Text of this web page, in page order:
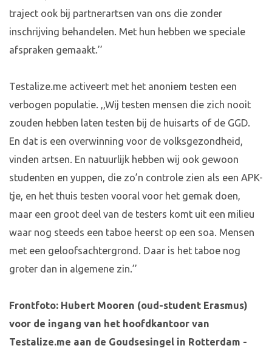
traject ook bij partnerartsen van ons die zonder
inschrijving behandelen. Met hun hebben we speciale
afspraken gemaakt.’’
Testalize.me activeert met het anoniem testen een
verbogen populatie. ,,Wij testen mensen die zich nooit
zouden hebben laten testen bij de huisarts of de GGD.
En dat is een overwinning voor de volksgezondheid,
vinden artsen. En natuurlijk hebben wij ook gewoon
studenten en yuppen, die zo’n controle zien als een APK-
tje, en het thuis testen vooral voor het gemak doen,
maar een groot deel van de testers komt uit een milieu
waar nog steeds een taboe heerst op een soa. Mensen
met een geloofsachtergrond. Daar is het taboe nog
groter dan in algemene zin.’’
Frontfoto: Hubert Mooren (oud-student Erasmus)
voor de ingang van het hoofdkantoor van
Testalize.me aan de Goudsesingel in Rotterdam -